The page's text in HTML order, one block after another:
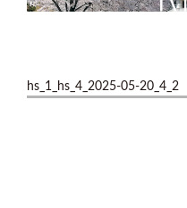
hs_1_hs_4_2025-05-20_4_2